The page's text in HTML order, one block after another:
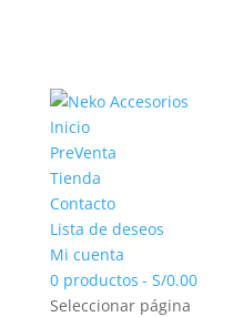
Inicio
PreVenta
Tienda
Contacto
Lista de deseos
Mi cuenta
0 productos
S/0.00
Seleccionar página